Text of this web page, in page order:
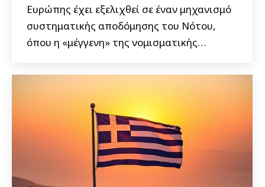
Ευρώπης έχει εξελιχθεί σε έναν μηχανισμό
συστηματικής αποδόμησης του Νότου,
όπου η «μέγγενη» της νομισματικής…